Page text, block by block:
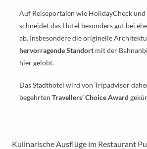
Auf Reiseportalen wie HolidayCheck
schneidet das Hotel besonders gut bei
ab. Insbesondere die originelle
hervorragende Standort mit der
hier gelobt.
Das Stadthotel wird von Tripadvisor
begehrten Travellers’ Choice Award
Kulinarische Ausflüge im Restaurant